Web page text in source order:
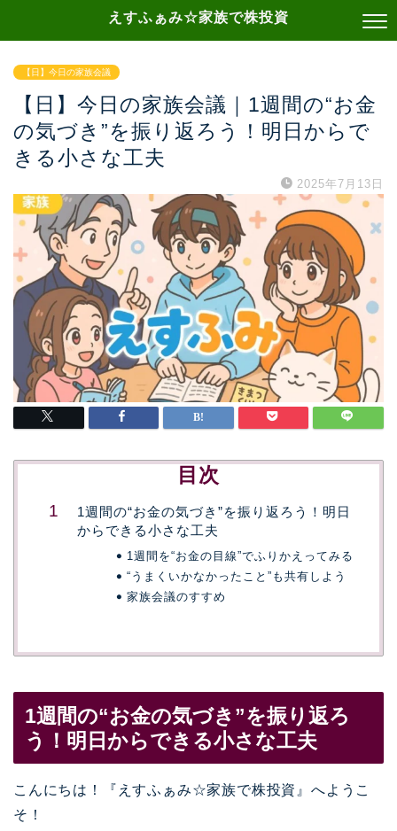
えすふぁみ☆家族で株投資
【日】今日の家族会議
【日】今日の家族会議｜1週間の“お金
の気づき”を振り返ろう！明日からで
きる小さな工夫
2025年7月13日
目次
1週間の“お金の気づき”を振り返ろう！明日
からできる小さな工夫
1週間を“お金の目線”でふりかえってみる
“うまくいかなかったこと”も共有しよう
家族会議のすすめ
1週間の“お金の気づき”を振り返ろ
う！明日からできる小さな工夫
こんにちは！『えすふぁみ☆家族で株投資』へようこ
そ！